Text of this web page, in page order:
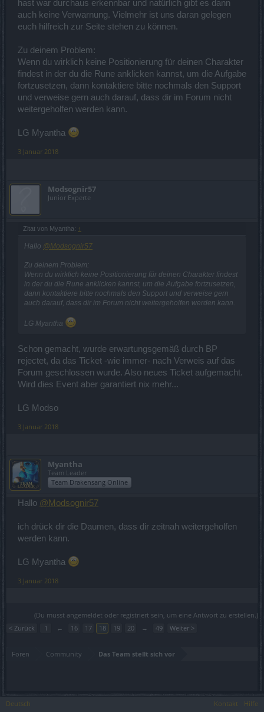
hast war durchaus erkennbar und natürlich gibt es dann
auch keine Verwarnung. Vielmehr ist uns daran gelegen
euch hilfreich zur Seite stehen zu können.
Zu deinem Problem:
Wenn du wirklich keine Positionierung für deinen Charakter
findest in der du die Rune anklicken kannst, um die Aufgabe
fortzusetzen, dann kontaktiere bitte nochmals den Support
und verweise gern auch darauf, dass dir im Forum nicht
weitergeholfen werden kann.
LG Myantha
3 Januar 2018
Modsognir57
Junior Experte
Zitat von Myantha: ↑
Hallo @Modsognir57
Zu deinem Problem:
Wenn du wirklich keine Positionierung für deinen Charakter findest
in der du die Rune anklicken kannst, um die Aufgabe fortzusetzen,
dann kontaktiere bitte nochmals den Support und verweise gern
auch darauf, dass dir im Forum nicht weitergeholfen werden kann.
LG Myantha
Schon gemacht, wurde erwartungsgemäß durch BP
rejectet, da das Ticket -wie immer- nach Verweis auf das
Forum geschlossen wurde. Also neues Ticket aufgemacht.
Wird dies Event aber garantiert nix mehr...
LG Modso
3 Januar 2018
Myantha
Team Leader
Team Drakensang Online
Hallo @Modsognir57
ich drück dir die Daumen, dass dir zeitnah weitergeholfen
werden kann.
LG Myantha
3 Januar 2018
(Du musst angemeldet oder registriert sein, um eine Antwort zu erstellen.)
< Zurück
1 ← 16 17 18 19 20 → 49 Weiter >
Foren Community Das Team stellt sich vor
Deutsch Kontakt Hilfe